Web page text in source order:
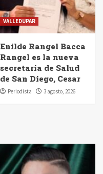
VALLEDUPAR
Enilde Rangel Bacca
Rangel es la nueva
secretaria de Salud
de San Diego, Cesar
Periodista 3 agosto, 2026